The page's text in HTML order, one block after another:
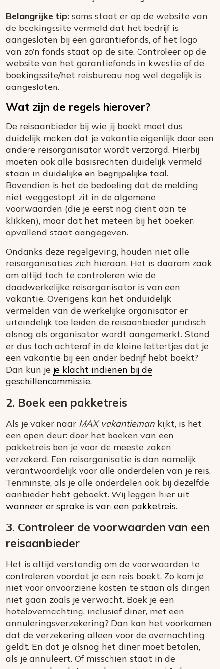
Belangrijke tip: soms staat er op de website van
de boekingssite vermeld dat het bedrijf is
aangesloten bij een garantiefonds, of het logo
van zo’n fonds staat op de site. Controleer op de
website van het garantiefonds in kwestie of de
boekingssite/het reisbureau nog wel degelijk is
aangesloten.
Wat zijn de regels hierover?
De reisaanbieder bij wie jij boekt moet dus
duidelijk maken dat je vakantie eigenlijk door een
andere reisorganisator wordt verzorgd. Hierbij
moeten ook alle basisrechten duidelijk vermeld
staan in duidelijke en begrijpelijke taal.
Bovendien is het de bedoeling dat de melding
niet weggestopt zit in de algemene
voorwaarden (die je eerst nog dient aan te
klikken), maar dat het meteen bij het boeken
opvallend staat aangegeven.
Ondanks deze regelgeving, houden niet alle
reisorganisaties zich hieraan. Het is daarom zaak
om altijd toch te controleren wie de
daadwerkelijke reisorganisator is van een
vakantie. Overigens kan het onduidelijk
vermelden van de werkelijke organisator er
uiteindelijk toe leiden de reisaanbieder juridisch
alsnog als organisator wordt aangemerkt. Stond
er dus toch achteraf in de kleine lettertjes dat je
een vakantie bij een ander bedrijf hebt boekt?
Dan kun je je klacht indienen bij de
geschillencommissie.
2. Boek een pakketreis
Als je vaker naar MAX vakantieman kijkt, is het
een open deur: door het boeken van een
pakketreis ben je voor de meeste zaken
verzekerd. Een reisorganisatie is dan namelijk
verantwoordelijk voor alle onderdelen van je reis.
Tenminste, als je alle onderdelen ook bij dezelfde
aanbieder hebt geboekt. Wij leggen hier uit
wanneer er sprake is van een pakketreis.
3. Controleer de voorwaarden van een
reisaanbieder
Het is altijd verstandig om de voorwaarden te
controleren voordat je een reis boekt. Zo kom je
niet voor onvoorziene kosten te staan als dingen
niet gaan zoals je verwacht. Boek je een
hotelovernachting, inclusief diner, met een
annuleringsverzekering? Dan kan het voorkomen
dat de verzekering alleen voor de overnachting
geldt. En dat je alsnog het diner moet betalen,
als je annuleert. Of misschien staat in de